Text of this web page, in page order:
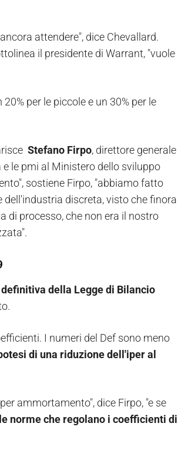
attendere", dice Chevallard.
il presidente di Warrant, "vuole
per le piccole e un 30% per le
Stefano Firpo, direttore generale
le pmi al Ministero dello sviluppo
sostiene Firpo, "abbiamo fatto
discreta, visto che finora
processo, che non era il nostro
della Legge di Bilancio
I numeri del Def sono meno
di una riduzione dell'iper al
ammortamento", dice Firpo, "e se
norme che regolano i coefficienti di